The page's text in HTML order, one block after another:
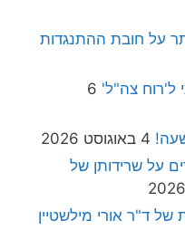
על חובת ההתנגדות
ל'רוח צה"ל' 6
4 באוגוסט 2026
על שרידותן של
של ד"ר אורי מילשטיין